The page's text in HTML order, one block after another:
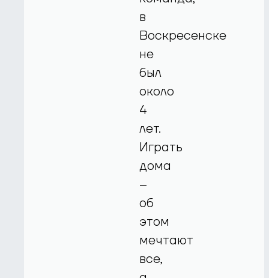
в
Воскресенске
не
был
около
4
лет.
Играть
дома
–
об
этом
мечтают
все,